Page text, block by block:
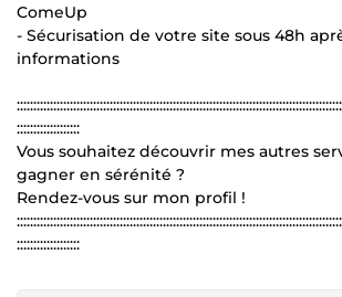
ComeUp
- Sécurisation de votre site sous 48h
informations
:::::::::::::::::::
Vous souhaitez découvrir mes autres
gagner en sérénité ?
Rendez-vous sur mon profil !
:::::::::::::::::::